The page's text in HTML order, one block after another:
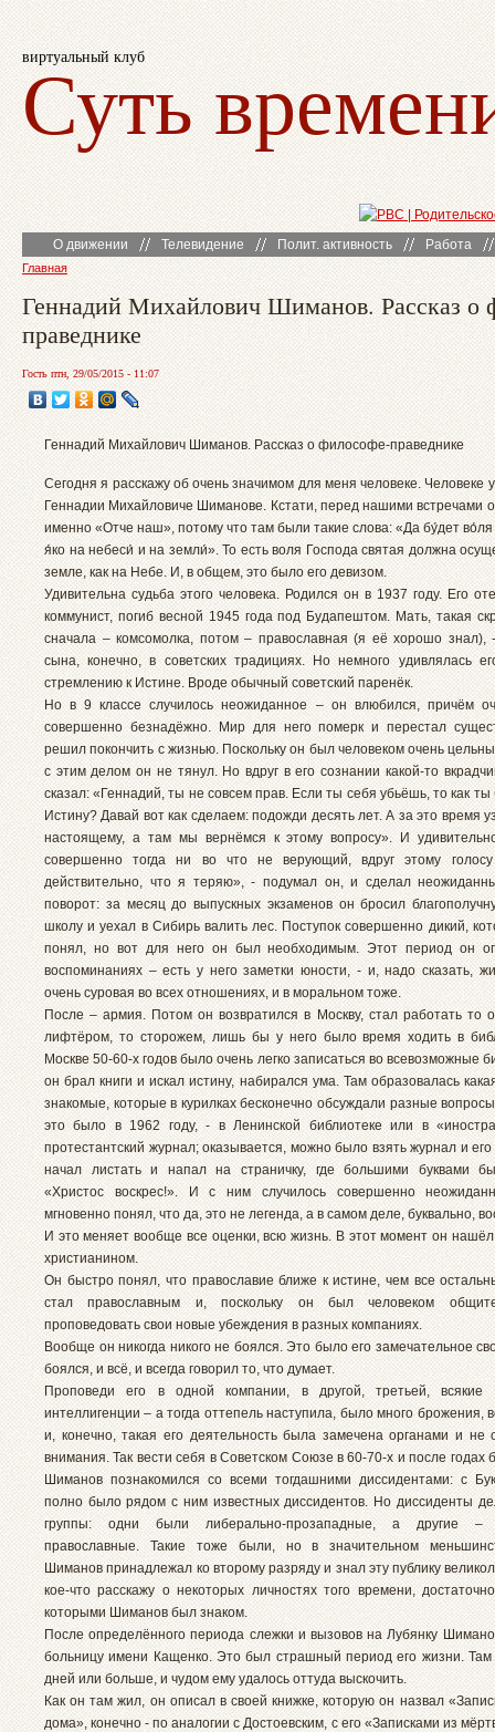
виртуальный клуб
Суть
О движении Телевидение Полит. активность Работа
Главная
Геннадий Михайлович Шиманов. Рассказ о
праведнике
Гость птн, 29/05/2015 - 11:07
Геннадий Михайлович Шиманов. Рассказ о философе-праведнике
Сегодня я расскажу об очень значимом для меня человеке. Человеке
Геннадии Михайловиче Шиманове. Кстати, перед нашими встречами
именно «Отче наш», потому что там были такие слова: «Да бу́дет во́ля
я́ко на небеси́ и на земли́». То есть воля Господа святая должна
земле, как на Небе. И, в общем, это было его девизом.
Удивительна судьба этого человека. Родился он в 1937 году. Его
коммунист, погиб весной 1945 года под Будапештом. Мать, такая
сначала – комсомолка, потом – православная (я её хорошо знал),
сына, конечно, в советских традициях. Но немного удивлялась
стремлению к Истине. Вроде обычный советский паренёк.
Но в 9 классе случилось неожиданное – он влюбился, причём
совершенно безнадёжно. Мир для него померк и перестал
решил покончить с жизнью. Поскольку он был человеком очень
с этим делом он не тянул. Но вдруг в его сознании какой-то
сказал: «Геннадий, ты не совсем прав. Если ты себя убьёшь, то как ты
Истину? Давай вот как сделаем: подожди десять лет. А за это время
настоящему, а там мы вернёмся к этому вопросу». И
совершенно тогда ни во что не верующий, вдруг этому
действительно, что я теряю», - подумал он, и сделал
поворот: за месяц до выпускных экзаменов он бросил
школу и уехал в Сибирь валить лес. Поступок совершенно дикий,
понял, но вот для него он был необходимым. Этот период он
воспоминаниях – есть у него заметки юности, - и, надо сказать,
очень суровая во всех отношениях, и в моральном тоже.
После – армия. Потом он возвратился в Москву, стал работать то
лифтёром, то сторожем, лишь бы у него было время ходить в
Москве 50-60-х годов было очень легко записаться во всевозможные
он брал книги и искал истину, набирался ума. Там образовалась
знакомые, которые в курилках бесконечно обсуждали разные
это было в 1962 году, - в Ленинской библиотеке или в
протестантский журнал; оказывается, можно было взять журнал и
начал листать и напал на страничку, где большими буквами
«Христос воскрес!». И с ним случилось совершенно
мгновенно понял, что да, это не легенда, а в самом деле, буквально,
И это меняет вообще все оценки, всю жизнь. В этот момент он нашёл
христианином.
Он быстро понял, что православие ближе к истине, чем все
стал православным и, поскольку он был человеком
проповедовать свои новые убеждения в разных компаниях.
Вообще он никогда никого не боялся. Это было его замечательное
боялся, и всё, и всегда говорил то, что думает.
Проповеди его в одной компании, в другой, третьей, всякие
интеллигенции – а тогда оттепель наступила, было много брожения,
и, конечно, такая его деятельность была замечена органами и не
внимания. Так вести себя в Советском Союзе в 60-70-х и после годах
Шиманов познакомился со всеми тогдашними диссидентами: с
полно было рядом с ним известных диссидентов. Но диссиденты
группы: одни были либерально-прозападные, а другие –
православные. Такие тоже были, но в значительном
Шиманов принадлежал ко второму разряду и знал эту публику
кое-что расскажу о некоторых личностях того времени,
которыми Шиманов был знаком.
После определённого периода слежки и вызовов на Лубянку
больницу имени Кащенко. Это был страшный период его жизни.
дней или больше, и чудом ему удалось оттуда выскочить.
Как он там жил, он описал в своей книжке, которую он назвал
дома», конечно - по аналогии с Достоевским, с его «Записками из